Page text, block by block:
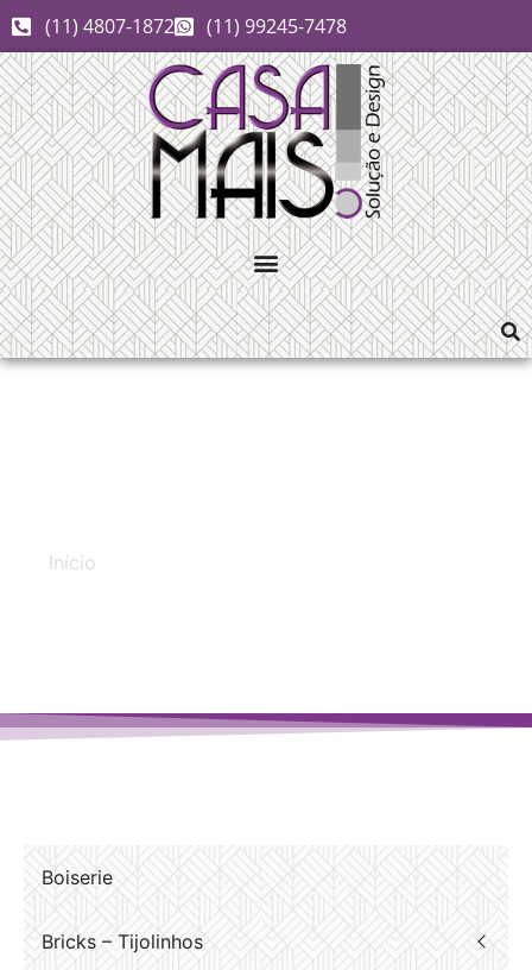
(11) 4807-1872 (11) 99245-7478
Início
Boiserie
Bricks – Tijolinhos